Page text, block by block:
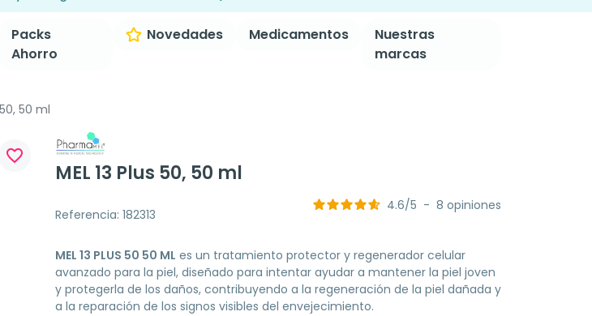
Packs
Ahorro
Novedades Medicamentos
Nuestras
marcas
50, 50 ml
favorite_border
MEL 13 Plus 50, 50 ml
Referencia: 182313
4.6/5 - 8 opiniones
MEL 13 PLUS 50 50 ML es un tratamiento protector y regenerador celular
avanzado para la piel, diseñado para intentar ayudar a mantener la piel joven
y protegerla de los daños, contribuyendo a la regeneración de la piel dañada y
a la reparación de los signos visibles del envejecimiento.